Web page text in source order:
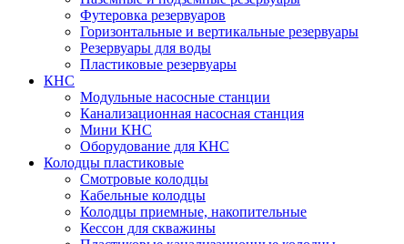
Футеровка резервуаров
Горизонтальные и вертикальные резервуары
Резервуары для воды
Пластиковые резервуары
КНС
Модульные насосные станции
Канализационная насосная станция
Мини КНС
Оборудование для КНС
Колодцы пластиковые
Смотровые колодцы
Кабельные колодцы
Колодцы приемные, накопительные
Кессон для скважины